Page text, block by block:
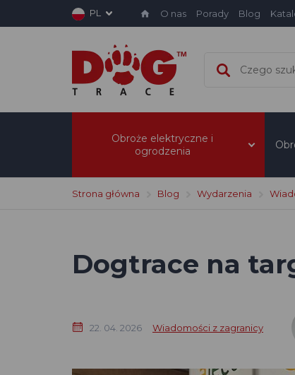
PL O nas Porady Blog
Obroże elektryczne i
ogrodzenia
Strona główna Blog Wydarzenia
Dogtrace na
22. 04. 2026 Wiadomości z zagranicy